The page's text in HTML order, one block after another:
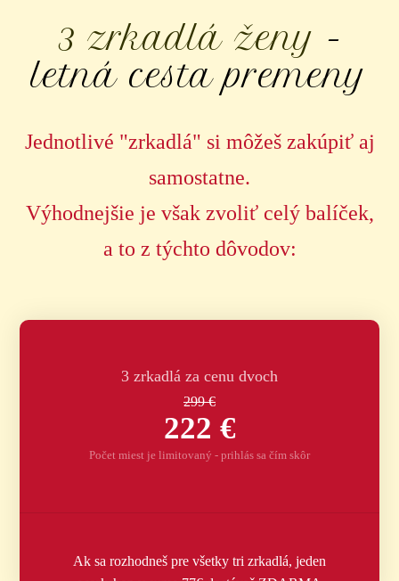
3 zrkadlá ženy -
letná cesta premeny
Jednotlivé "zrkadlá" si môžeš zakúpiť aj
samostatne.
Výhodnejšie je však zvoliť celý balíček,
a to z týchto dôvodov:
3 zrkadlá za cenu dvoch
299 €
222 €
Počet miest je limitovaný - prihlás sa čím skôr
Ak sa rozhodneš pre všetky tri zrkadlá, jeden